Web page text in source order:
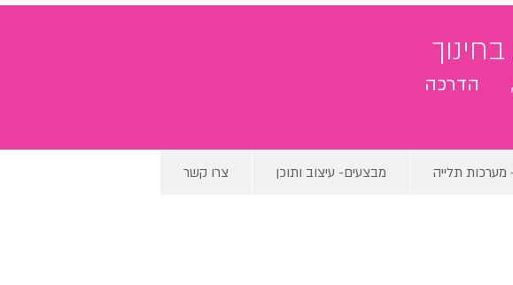
הדרכה
צרו קשר מבצעים- עיצוב ותוכן תלייה